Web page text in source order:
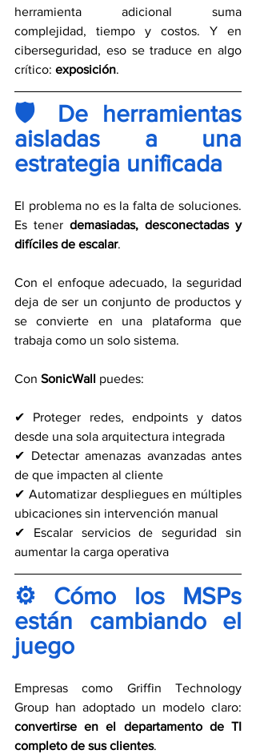
herramienta adicional suma
complejidad, tiempo y costos. Y en
ciberseguridad, eso se traduce en algo
crítico: exposición.
🛡️ De herramientas
aisladas a una
estrategia unificada
El problema no es la falta de soluciones.
Es tener demasiadas, desconectadas y
difíciles de escalar.
Con el enfoque adecuado, la seguridad
deja de ser un conjunto de productos y
se convierte en una plataforma que
trabaja como un solo sistema.
Con SonicWall puedes:
✔ Proteger redes, endpoints y datos
desde una sola arquitectura integrada
✔ Detectar amenazas avanzadas antes
de que impacten al cliente
✔ Automatizar despliegues en múltiples
ubicaciones sin intervención manual
✔ Escalar servicios de seguridad sin
aumentar la carga operativa
⚙️ Cómo los MSPs
están cambiando el
juego
Empresas como Griffin Technology
Group han adoptado un modelo claro:
convertirse en el departamento de TI
completo de sus clientes.